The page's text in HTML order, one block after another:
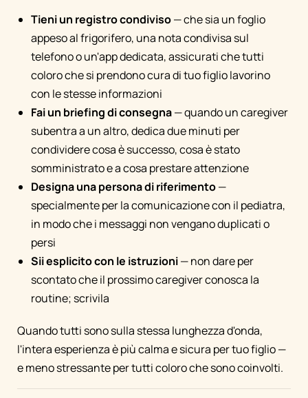
Tieni un registro condiviso— che sia un foglio
appeso al frigorifero, una nota condivisa sul
telefono o un'app dedicata, assicurati che tutti
coloro che si prendono cura di tuo figlio lavorino
con le stesse informazioni
Fai un briefing di consegna— quando un caregiver
subentra a un altro, dedica due minuti per
condividere cosa è successo, cosa è stato
somministrato e a cosa prestare attenzione
Designa una persona di riferimento—
specialmente per la comunicazione con il pediatra,
in modo che i messaggi non vengano duplicati o
persi
Sii esplicito con le istruzioni— non dare per
scontato che il prossimo caregiver conosca la
routine; scrivila
Quando tutti sono sulla stessa lunghezza d'onda,
l'intera esperienza è più calma e sicura per tuo figlio —
e meno stressante per tutti coloro che sono coinvolti.